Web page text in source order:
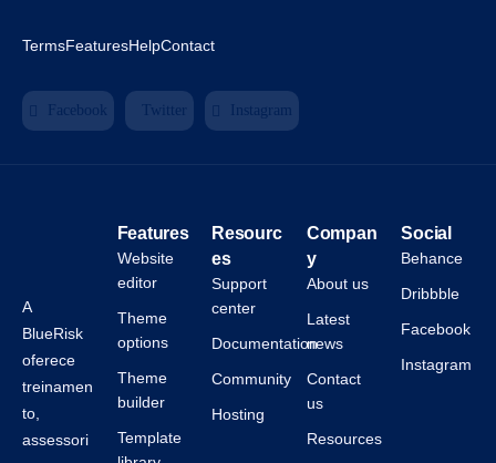
TermsFeaturesHelpContact
Facebook Twitter Instagram
A
BlueRisk
oferece
treinamen
to,
assessori
Features
Website
editor
Theme
options
Theme
builder
Template
Resourc
es
Support
center
Documentation
Community
Hosting
Compan
y
About us
Latest
news
Contact
us
Resources
Social
Behance
Dribbble
Facebook
Instagram